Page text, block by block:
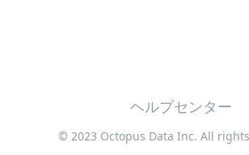
ヘルプセンター
© 2023 Octopus Data Inc. All